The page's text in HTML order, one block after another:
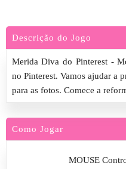
Descrição do Jogo
Merida Diva do Pinterest -
no Pinterest. Vamos ajudar a
para as fotos. Comece a
Como Jogar
MOUSE